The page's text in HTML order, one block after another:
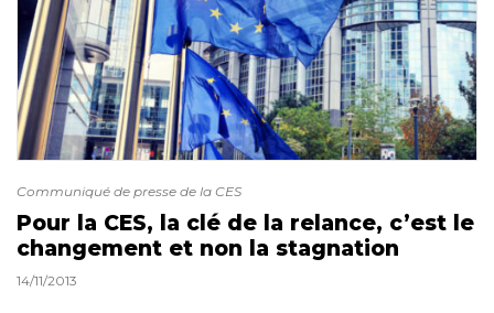
Communiqué de presse de la CES
Pour la CES, la clé de la relance, c’est le
changement et non la stagnation
14/11/2013